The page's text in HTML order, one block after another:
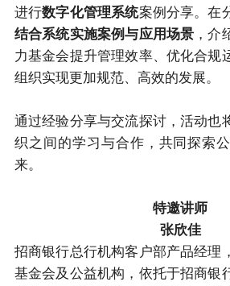
进行数字化管理系统案例分享。在
结合系统实施案例与应用场景 ，介
力基金会提升管理效率、优化合规
组织实现更加规范、高效的发展。
通过经验分享与交流探讨，活动也
织之间的学习与合作，共同探索
来。
特邀讲师
张欣佳
招商银行总行机构客户部产品经理
基金会及公益机构，依托于招商银